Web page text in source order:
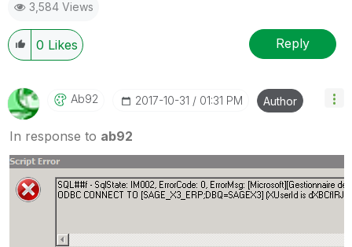
3,584 Views
0 Likes Reply
Ab92 ‎2017-10-31 01:31 PM Author
In response to ab92